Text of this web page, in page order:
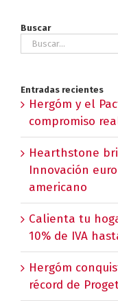
Buscar
Buscar:
Entradas recientes
Hergóm y el
compromiso
Hearthstone
Innovación
americano
Calienta tu
10% de IVA
Hergóm
récord de